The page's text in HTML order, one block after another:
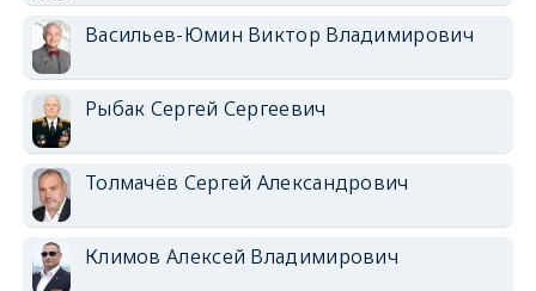
Васильев-Юмин Виктор Владимирович
Рыбак Сергей Сергеевич
Толмачёв Сергей Александрович
Климов Алексей Владимирович